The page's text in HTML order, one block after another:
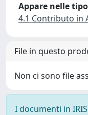
Appare nelle
4.1 Contributo in
File in questo
Non ci sono file
I documenti in